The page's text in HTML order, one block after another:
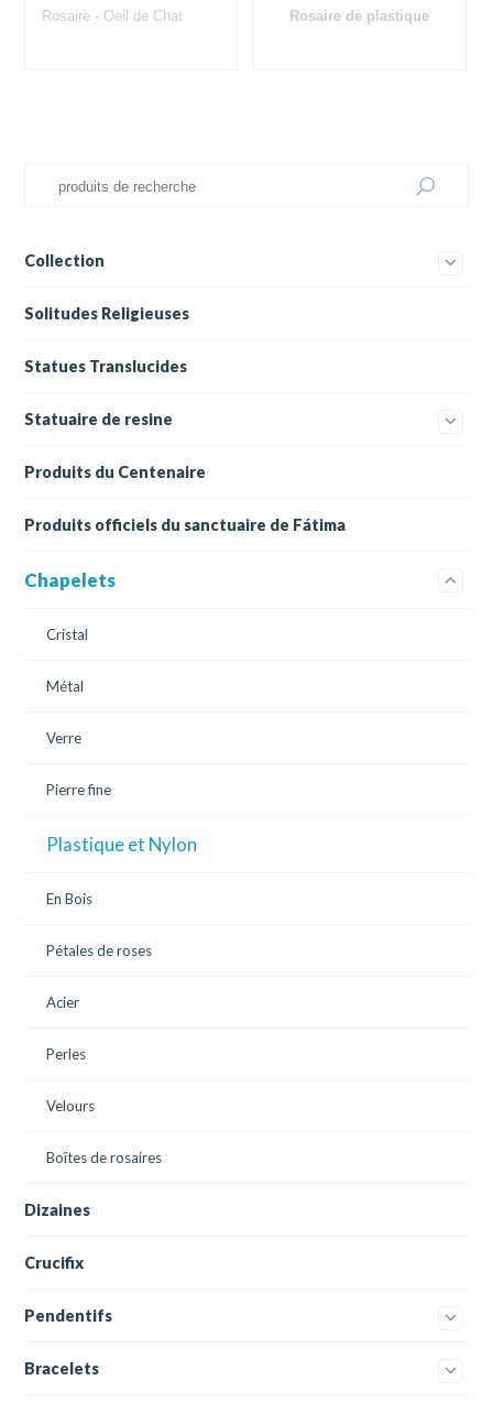
Rosaire - Oeil de Chat Rosaire de plastique
Collection
Solitudes Religieuses
Statues Translucides
Statuaire de resine
Produits du Centenaire
Produits officiels du sanctuaire de Fátima
Chapelets
Cristal
Métal
Verre
Pierre fine
Plastique et Nylon
En Bois
Pétales de roses
Acier
Perles
Velours
Boîtes de rosaires
Dizaines
Crucifix
Pendentifs
Bracelets